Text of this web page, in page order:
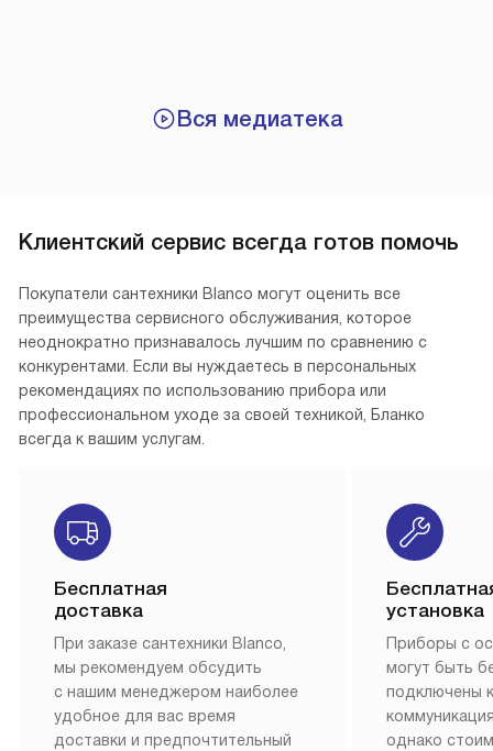
Вся медиатека
Клиентский сервис всегда готов помочь
Покупатели сантехники Blanco могут оценить все
преимущества сервисного обслуживания, которое
неоднократно признавалось лучшим по сравнению с
конкурентами. Если вы нуждаетесь в персональных
рекомендациях по использованию прибора или
профессиональном уходе за своей техникой, Бланко
всегда к вашим услугам.
Бесплатная
доставка
При заказе сантехники Blanco,
мы рекомендуем обсудить
с нашим менеджером наиболее
удобное для вас время
доставки и предпочтительный
установка
Приборы с
могут быть
подключены
однако